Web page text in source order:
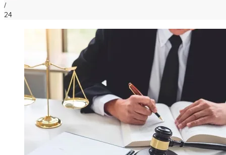
/
24
День:
24.05.2025